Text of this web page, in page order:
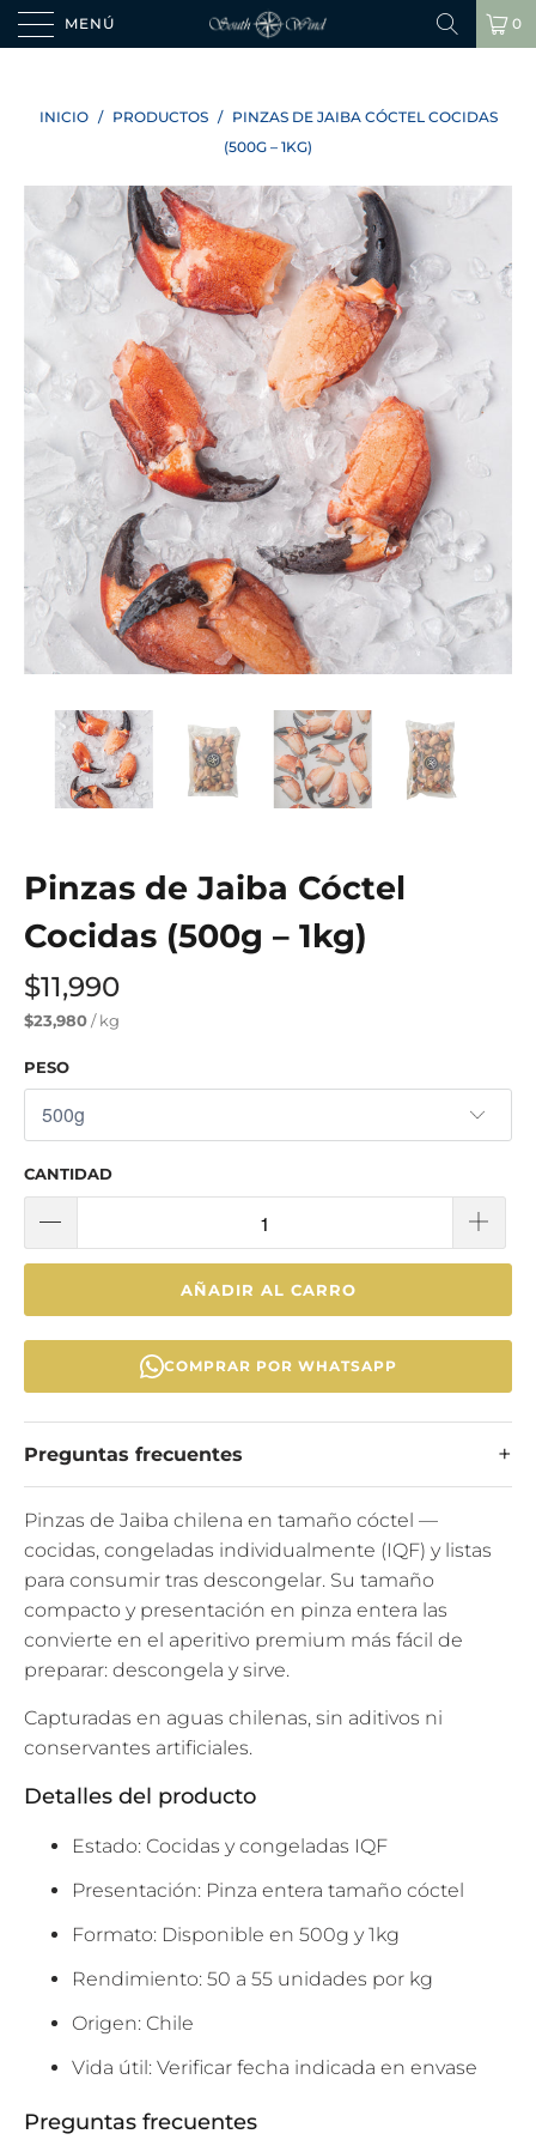
MENÚ 0
INICIO / PRODUCTOS /
PINZAS DE JAIBA CÓCTEL COCIDAS
(500G – 1KG)
Pinzas de Jaiba Cóctel
Cocidas (500g – 1kg)
$11,990
$23,980/ kg
PESO
CANTIDAD
AÑADIR AL CARRO
COMPRAR POR WHATSAPP
Preguntas frecuentes
Pinzas de Jaiba chilena en tamaño cóctel —
cocidas, congeladas individualmente (IQF) y listas
para consumir tras descongelar. Su tamaño
compacto y presentación en pinza entera las
convierte en el aperitivo premium más fácil de
preparar: descongela y sirve.
Capturadas en aguas chilenas, sin aditivos ni
conservantes artificiales.
Detalles del producto
Estado: Cocidas y congeladas IQF
Presentación: Pinza entera tamaño cóctel
Formato: Disponible en 500g y 1kg
Rendimiento: 50 a 55 unidades por kg
Origen: Chile
Vida útil: Verificar fecha indicada en envase
Preguntas frecuentes